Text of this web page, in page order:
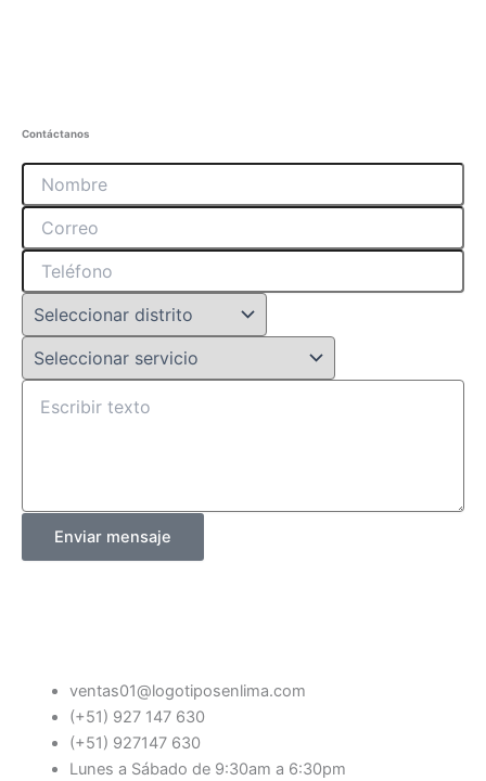
Contáctanos
Enviar mensaje
ventas01@logotiposenlima.com
(+51) 927 147 630
(+51) 927147 630
Lunes a Sábado de 9:30am a 6:30pm